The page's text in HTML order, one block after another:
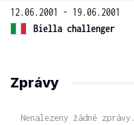
12.06.2001 - 19.06.2001
Biella challenger
Zprávy
Nenalezeny žádné zprávy.